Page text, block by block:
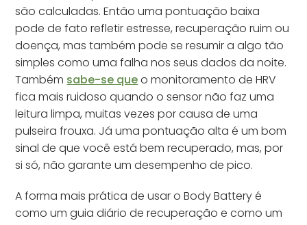
são calculadas. Então uma pontuação baixa
pode de fato refletir estresse, recuperação ruim ou
doença, mas também pode se resumir a algo tão
simples como uma falha nos seus dados da noite.
Também sabe-se queo monitoramento de HRV
fica mais ruidoso quando o sensor não faz uma
leitura limpa, muitas vezes por causa de uma
pulseira frouxa. Já uma pontuação alta é um bom
sinal de que você está bem recuperado, mas, por
si só, não garante um desempenho de pico.
A forma mais prática de usar o Body Battery é
como um guia diário de recuperação e como um